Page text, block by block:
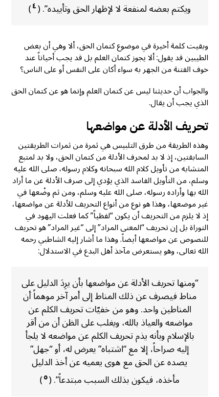
ويكتم بعضه لمنفعة لا لإظهار الحق وتأييده”. (٤)
وبقيت كلمة أخيرة في موضوع كتمان الحق، ألا وهي أن بعض
الطيبين قد يقول: ألا يجوز كتمان العلم بل قد يجب أحياناً عند
خوف الفتنة من الجهر به سواء أكان على النفس أو على الناس؟
والجواب أن حديثنا ليس عن كتمان العلم وإنما هو عن كتمان الحق
الذي يجب أن يقال.
تحريف الأدلة عن مواضعها
وهذه الطريقة من طرق التلبيس هي ثمرة من ثمرات الطريقتين
السابقتين، إذ لا بد لمحرف الأدلة من كتمان الحق، ولا بد لمتبع
المتشابه من تأويل كلام الله سبحانه وكلام رسوله، صلى الله عليه
وسلم، من التأويل الفاسد الذي يؤدي إلى صرف الأدلة عن ما أراد
الله بها وأراده رسوله، صلى الله عليه وسلم، ومن ثم وضْعها في
غير موضعها، وهذا هو نوع من أنواع التحريف للأدلة عن مواضعها،
إذ لا يلزم من التحريف أن يكون “لفظياً” كما فعلت اليهود في
التوراة بل إن تحريف “المعنى المراد” إلى “غير المراد” هو تحريف
للنصوص عن مواضعها أيضاً. وهذا ما أشار إليه الشاطبي رحمه
الله تعالى، وهو يستعرض مآخذ أهل البدع في الاستدلال:
“ومنها تحريف الأدلة عن مواضعها بأن يرِدَ الدليل على
مناط فيصرف عن ذلك المناط إلى أمر آخر موهماً أن
المناطين واحد. وهو من خفيّات تحريف الكلم عن
مواضعه والعياذ بالله، ويغلب على الظن أن من أقر
بالإسلام وبأنه يذم تحريف الكلم عن مواضعه لا يلجأ
إليه صراحاً، إلا مع “اشتباه” يعرض له، أو “جهل”
يصده عن الحق مع هوى يعميه عن أخذ الدليل
مأخذه، فيكون بذلك السبب مبتدعاً”. (٥)